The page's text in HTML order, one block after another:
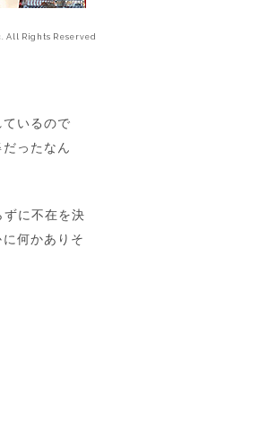
All Rights Reserved
いるので
ったなん
に不在を決
何かありそ